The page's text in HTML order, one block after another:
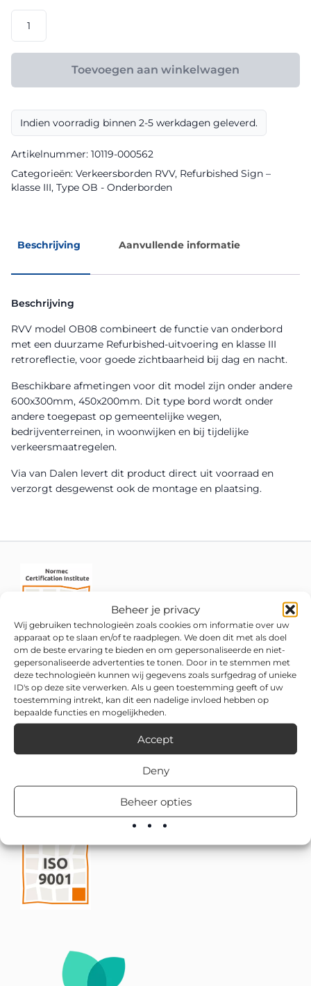
Beheer je privacy
Wij gebruiken technologieën zoals cookies om informatie over uw
apparaat op te slaan en/of te raadplegen. We doen dit met als doel
om de beste ervaring te bieden en om gepersonaliseerde en niet-
gepersonaliseerde advertenties te tonen. Door in te stemmen met
deze technologieën kunnen wij gegevens zoals surfgedrag of unieke
ID's op deze site verwerken. Als u geen toestemming geeft of uw
toestemming intrekt, kan dit een nadelige invloed hebben op
bepaalde functies en mogelijkheden.
Accept
Deny
Beheer opties
model
OB08
III
Sign
aantal
Toevoegen aan winkelwagen
Indien voorradig binnen 2-5 werkdagen geleverd.
Artikelnummer: 10119-000562
Categorieën: Verkeersborden RVV, Refurbished Sign –
klasse III, Type OB - Onderborden
Beschrijving Aanvullende informatie
Beschrijving
RVV model OB08 combineert de functie van onderbord
met een duurzame Refurbished-uitvoering en klasse III
retroreflectie, voor goede zichtbaarheid bij dag en nacht.
Beschikbare afmetingen voor dit model zijn onder andere
600x300mm, 450x200mm. Dit type bord wordt onder
andere toegepast op gemeentelijke wegen,
bedrijventerreinen, in woonwijken en bij tijdelijke
verkeersmaatregelen.
Via van Dalen levert dit product direct uit voorraad en
verzorgt desgewenst ook de montage en plaatsing.